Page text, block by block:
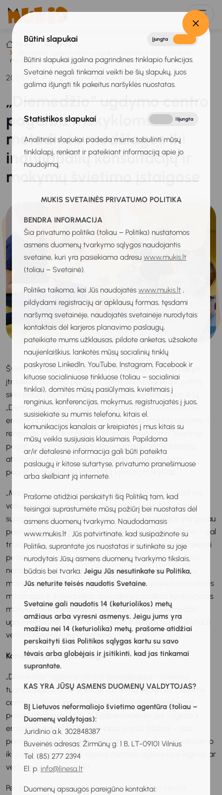
Būtini slapukai Įjungta
Būtini slapukai įgalina pagrindines tinklapio funkcijas.
Svetainė negali tinkamai veikti be šių slapukų, juos
galima išjungti tik pakeitus naršyklės nuostatas.
Statistikos slapukai Išjungta
Analitiniai slapukai padeda mums tobulinti mūsų
tinklalapį, renkant ir pateikiant informaciją apie jo
naudojimą.
MUKIS SVETAINĖS PRIVATUMO POLITIKA
BENDRA INFORMACIJA
Šia privatumo politika (toliau – Politika) nustatomos
asmens duomenų tvarkymo sąlygos naudojantis
svetaine, kuri yra pasiekiama adresu www.mukis.lt
(toliau – Svetainė).
Politika taikoma, kai Jūs naudojatės www.mukis.lt ,
pildydami registracijų ar apklausų formas, tęsdami
naršymą svetainėje, naudojatės svetainėje nurodytais
kontaktais dėl karjeros planavimo paslaugų,
pateikiate mums užklausas, pildote anketas, užsakote
naujienlaiškius, lankotės mūsų socialinių tinklų
paskyrose LinkedIn, YouTube, Instagram, Facebook ir
kituose socialiniuose tinkluose (toliau – socialiniai
tinklai), domitės mūsų pasiūlymais, kvietimais į
renginius, konferencijas, mokymus, registruojatės į juos,
susisiekiate su mumis telefonu, kitais el.
komunikacijos kanalais ar kreipiatės į mus kitais su
mūsų veikla susijusiais klausimais. Papildoma
ar/ir detalesnė informacija gali būti pateikta
paslaugų ir kitose sutartyse, privatumo pranešimuose
arba skelbiant ją internete.
Prašome atidžiai perskaityti šią Politiką tam, kad
teisingai suprastumėte mūsų požiūrį bei nuostatas dėl
asmens duomenų tvarkymo. Naudodamasis
www.mukis.lt . Jūs patvirtinate, kad susipažinote su
Politika, suprantate jos nuostatas ir sutinkate su joje
nurodytais Jūsų asmens duomenų tvarkymo tikslais,
būdais bei tvarka. Jeigu Jūs nesutinkate su Politika,
Jūs neturite teisės naudotis Svetaine.
Svetaine gali naudotis 14 (keturiolikos) metų
amžiaus arba vyresni asmenys. Jeigu jums yra
mažiau nei 14 (keturiolika) metų, prašome atidžiai
perskaityti šias Politikos sąlygas kartu su savo
tėvais arba globėjais ir įsitikinti, kad jas tinkamai
suprantate.
KAS YRA JŪSŲ ASMENS DUOMENŲ VALDYTOJAS?
BĮ Lietuvos neformaliojo švietimo agentūra (toliau –
Duomenų valdytojas):
Juridinio a.k. 302848387
Buveinės adresas: Žirmūnų g. 1 B, LT-09101 Vilnius
Tel. (85) 277 2394
El. p. info@linesa.lt
Duomenų apsaugos pareigūno kontaktai:
Titulinis
Naujienos
medžiagos iki individualių konsultacijų ir mokymų švietimo įstaigose
2024-06-14 Atnaujinimo data: 2024-06-14
„Diemedžio“ ugdymo centro
pagalba mokykloms: nuo
metodinės medžiagos iki
individualių konsultacijų ir
mokymų švietimo įstaigose
Švietimo įstaigoms ruošiantis nuo rugsėjo plačiau taikyti
įtraukiojo ugdymo principus, joms savo pagalbą ir patirtį
siūlo keturi nacionaliniai konsultavimo centrai. Vieno iš jų,
„Diemedžio“ ugdymo centro, specialistai konsultuoja dėl
emocijų ir (ar) elgesio sutrikimus turinčių mokinių ugdymo –
rengia ne tik mokymus, seminarus mokytojams, švietimo
pagalbos specialistams, švietimo įstaigų administracijų
atstovams, bet konkrečiais atvejais mobili švietimo
pagalbos specialistų komanda vyksta į mokyklas.
„Man atrodo, kad mūsų visų tikslas yra tas pats – kad visi
vaikai mokyklose, darželiuose jaustųsi gerai, būtų priimti,
suprasti, gerbiami. Galbūt vienos švietimo įstaigos yra geriau
pasiruošusios priimti įvairių galių, poreikių vaikus, kitoms – gal
trūksta žinių, reikia šiek tiek pasimokyti, atsinaujinti, pakeisti
požiūrį. Dabar tai padaryti yra daugybė galimybių – nuo
nemokamų nacionalinių ir regioninių centrų konsultacijų,
mokymų, net persikvalifikavimo studijų iki įvairios metodinės
medžiagos ir individualios specialistų pagalbos konkrečioms
mokykloms konkrečiose situacijose“, – sako „Diemedžio“
ugdymo centro Švietimo pagalbos ir konsultavimo skyriaus
vedėja Aurelija Kasparavičienė.
Konsultacijos dar nesibaigė
„Diemedžio“ ugdymo centro specializacija – mokinių,
turinčių elgesio ir/ar emocijų sutrikimų, ugdymas. Pačiame
centre mokosi turintys didelių ir labai didelių ugdymosi
poreikių mokiniai. Anot A. Kasparavičienės, po „elgesio ir
emocijų sutrikimais“ slepiasi labai įvairūs iššūkiai – nuo
pamokų praleidinėjimo, vagiliavimo, įstatymų pažeidinėjimo
iki polinkio pažeidinėti elgesio normas, agresyvaus elgesio ar
verbalinės agresijos ir kt.
Per šiuos mokslo metus „Diemedžio“ ugdymo centro